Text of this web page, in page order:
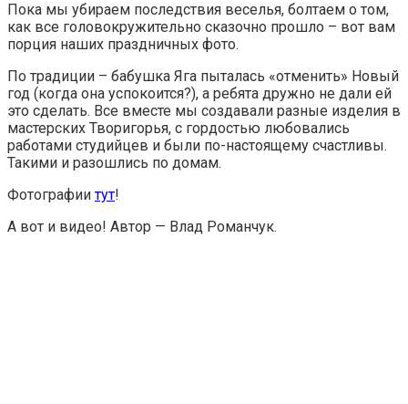
Пока мы убираем последствия веселья, болтаем о том,
как все головокружительно сказочно прошло – вот вам
порция наших праздничных фото.
По традиции – бабушка Яга пыталась «отменить» Новый
год (когда она успокоится?), а ребята дружно не дали ей
это сделать. Все вместе мы создавали разные изделия в
мастерских Творигорья, с гордостью любовались
работами студийцев и были по-настоящему счастливы.
Такими и разошлись по домам.
Фотографиитут!
А вот и видео! Автор — Влад Романчук.